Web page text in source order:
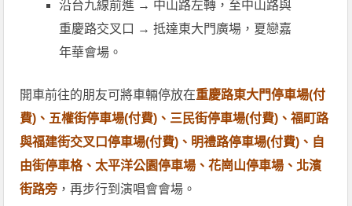
沿台九線前進 → 中山路左轉，至中山路與
重慶路交叉口 → 抵達東大門廣場，夏戀嘉
年華會場。
開車前往的朋友可將車輛停放在重慶路東大門停車場(付
費)、五權街停車場(付費)、三民街停車場(付費)、福町路
與福建街交叉口停車場(付費)、明禮路停車場(付費)、自
由街停車格、太平洋公園停車場、花崗山停車場、北濱
街路旁 ，再步行到演唱會會場。